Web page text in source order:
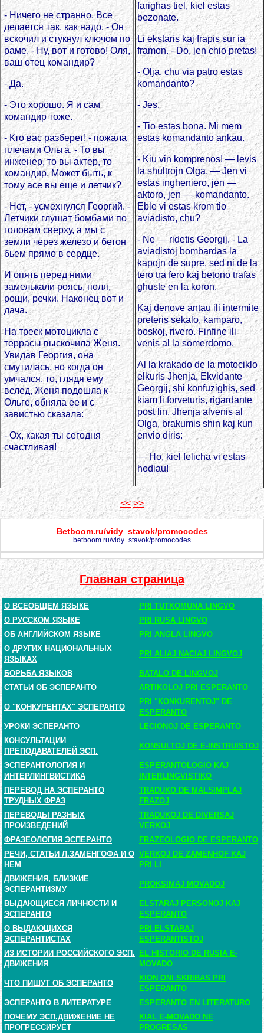
- Ничего не странно. Все
делается так, как надо. - Он
вскочил и стукнул ключом по
раме. - Ну, вот и готово! Оля,
ваш отец командир?
- Да.
- Это хорошо. Я и сам
командир тоже.
- Кто вас разберет! - пожала
плечами Ольга. - То вы
инженер, то вы актер, то
командир. Может быть, к
тому асе вы еще и летчик?
- Нет, - усмехнулся Георгий. -
Летчики глушат бомбами по
головам сверху, а мы с
земли через железо и бетон
бьем прямо в сердце.
И опять перед ними
замелькали роясь, поля,
рощи, речки. Наконец вот и
дача.
На треск мотоцикла с
террасы выскочила Женя.
Увидав Георгия, она
смутилась, но когда он
умчался, то, глядя ему
вслед, Женя подошла к
Ольге, обняла ее и с
завистью сказала:
- Ох, какая ты сегодня
счастливая!
farighas tiel, kiel estas
bezonate.
Li ekstaris kaj frapis sur ia
framon. - Do, jen chio pretas!
- Olja, chu via patro estas
komandanto?
- Jes.
- Tio estas bona. Mi mem
estas komandanto ankau.
- Kiu vin komprenos! — levis
la shultrojn Olga. — Jen vi
estas ingheniero, jen —
aktoro, jen — komandanto.
Eble vi estas krom tio
aviadisto, chu?
- Ne — ridetis Georgij. - La
aviadistoj bombardas la
kapojn de supre, sed ni de la
tero tra fero kaj betono trafas
ghuste en la koron.
Kaj denove antau ili intermite
preteris sekalo, kamparo,
boskoj, rivero. Finfine ili
venis al la somerdomo.
Al la krakado de la motociklo
elkuris Jhenja. Ekvidante
Georgij, shi konfuzighis, sed
kiam li forveturis, rigardante
post lin, Jhenja alvenis al
Olga, brakumis shin kaj kun
envio diris:
— Ho, kiel felicha vi estas
hodiau!
<< >>
Betboom.ru/vidy_stavok/promocodes
betboom.ru/vidy_stavok/promocodes
Главная страница
О ВСЕОБЩЕМ ЯЗЫКЕ
PRI TUTKOMUNA LINGVO
О РУССКОМ ЯЗЫКЕ
PRI RUSA LINGVO
ОБ АНГЛИЙСКОМ ЯЗЫКЕ
PRI ANGLA LINGVO
О ДРУГИХ НАЦИОНАЛЬНЫХ
ЯЗЫКАХ
PRI ALIAJ NACIAJ LINGVOJ
БОРЬБА ЯЗЫКОВ
BATALO DE LINGVOJ
СТАТЬИ ОБ ЭСПЕРАНТО
ARTIKOLOJ PRI ESPERANTO
О "КОНКУРЕНТАХ" ЭСПЕРАНТО
PRI "KONKURENTOJ" DE
ESPERANTO
УРОКИ ЭСПЕРАНТО
LECIONOJ DE ESPERANTO
КОНСУЛЬТАЦИИ
ПРЕПОДАВАТЕЛЕЙ ЭСП.
KONSULTOJ DE E-INSTRUISTOJ
ЭСПЕРАНТОЛОГИЯ И
ИНТЕРЛИНГВИСТИКА
ESPERANTOLOGIO KAJ
INTERLINGVISTIKO
ПЕРЕВОД НА ЭСПЕРАНТО
ТРУДНЫХ ФРАЗ
TRADUKO DE MALSIMPLAJ
FRAZOJ
ПЕРЕВОДЫ РАЗНЫХ
ПРОИЗВЕДЕНИЙ
TRADUKOJ DE DIVERSAJ
VERKOJ
ФРАЗЕОЛОГИЯ ЭСПЕРАНТО
FRAZEOLOGIO DE ESPERANTO
РЕЧИ, СТАТЬИ Л.ЗАМЕНГОФА И О
НЕМ
VERKOJ DE ZAMENHOF KAJ
PRI LI
ДВИЖЕНИЯ, БЛИЗКИЕ
ЭСПЕРАНТИЗМУ
PROKSIMAJ MOVADOJ
ВЫДАЮЩИЕСЯ ЛИЧНОСТИ И
ЭСПЕРАНТО
ELSTARAJ PERSONOJ KAJ
ESPERANTO
О ВЫДАЮЩИХСЯ
ЭСПЕРАНТИСТАХ
PRI ELSTARAJ
ESPERANTISTOJ
ИЗ ИСТОРИИ РОССИЙСКОГО ЭСП.
ДВИЖЕНИЯ
EL HISTORIO DE RUSIA E-
MOVADO
ЧТО ПИШУТ ОБ ЭСПЕРАНТО
KION ONI SKRIBAS PRI
ESPERANTO
ЭСПЕРАНТО В ЛИТЕРАТУРЕ
ESPERANTO EN LITERATURO
ПОЧЕМУ ЭСП.ДВИЖЕНИЕ НЕ
ПРОГРЕССИРУЕТ
KIAL E-MOVADO NE
PROGRESAS